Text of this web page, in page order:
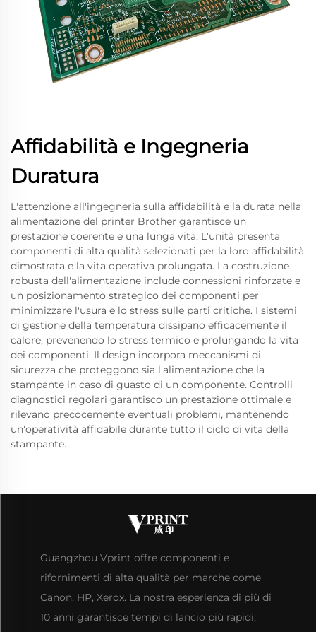
Affidabilità e Ingegneria
Duratura
L'attenzione all'ingegneria sulla affidabilità e la durata nella
alimentazione del printer Brother garantisce un
prestazione coerente e una lunga vita. L'unità presenta
componenti di alta qualità selezionati per la loro affidabilità
dimostrata e la vita operativa prolungata. La costruzione
robusta dell'alimentazione include connessioni rinforzate e
un posizionamento strategico dei componenti per
minimizzare l'usura e lo stress sulle parti critiche. I sistemi
di gestione della temperatura dissipano efficacemente il
calore, prevenendo lo stress termico e prolungando la vita
dei componenti. Il design incorpora meccanismi di
sicurezza che proteggono sia l'alimentazione che la
stampante in caso di guasto di un componente. Controlli
diagnostici regolari garantisco un prestazione ottimale e
rilevano precocemente eventuali problemi, mantenendo
un'operatività affidabile durante tutto il ciclo di vita della
stampante.
Guangzhou Vprint offre componenti e
rifornimenti di alta qualità per marche come
Canon, HP, Xerox. La nostra esperienza di più di
10 anni garantisce tempi di lancio più rapidi,